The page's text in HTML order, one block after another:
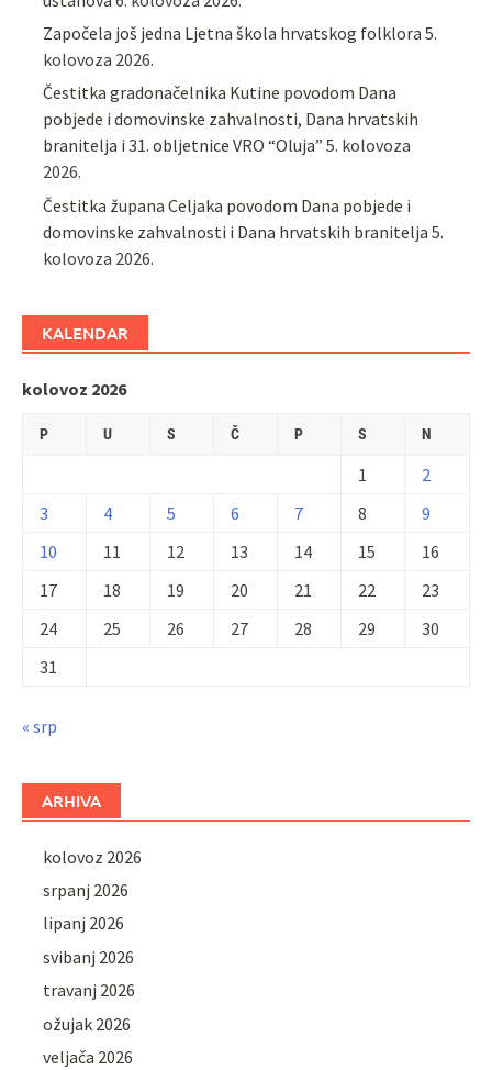
Započela još jedna Ljetna škola hrvatskog folklora 5.
kolovoza 2026.
Čestitka gradonačelnika Kutine povodom Dana
pobjede i domovinske zahvalnosti, Dana hrvatskih
branitelja i 31. obljetnice VRO “Oluja” 5. kolovoza
2026.
Čestitka župana Celjaka povodom Dana pobjede i
domovinske zahvalnosti i Dana hrvatskih branitelja 5.
kolovoza 2026.
KALENDAR
kolovoz 2026
P U S Č P S N
1
2
3
4 5 6 7 8
9
10
11 12 13 14 15
16
17
18 19 20 21 22
23
24
25 26 27 28 29
30
31
« srp
ARHIVA
kolovoz 2026
srpanj 2026
lipanj 2026
svibanj 2026
travanj 2026
ožujak 2026
veljača 2026